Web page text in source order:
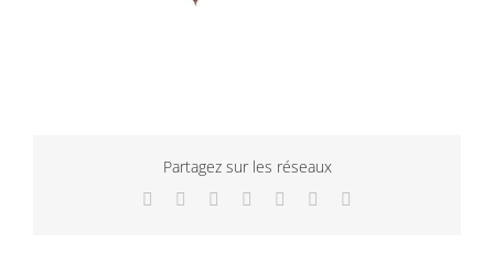
Partagez sur les réseaux
Facebook
TwitterLinkedInWhatsApp
TumblrPinterest